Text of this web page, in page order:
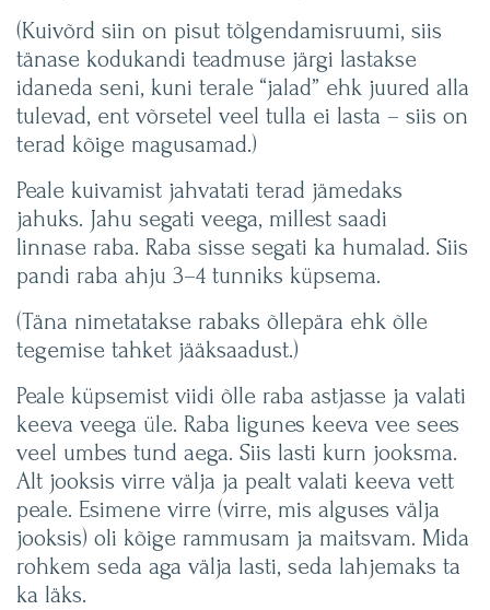
(Kuivõrd siin on pisut tõlgendamisruumi, siis
tänase kodukandi teadmuse järgi lastakse
idaneda seni, kuni terale “jalad” ehk juured alla
tulevad, ent võrsetel veel tulla ei lasta – siis on
terad kõige magusamad.)
Peale kuivamist jahvatati terad jämedaks
jahuks. Jahu segati veega, millest saadi
linnase raba. Raba sisse segati ka humalad. Siis
pandi raba ahju 3–4 tunniks küpsema.
(Täna nimetatakse rabaks õllepära ehk õlle
tegemise tahket jääksaadust.)
Peale küpsemist viidi õlle raba astjasse ja valati
keeva veega üle. Raba ligunes keeva vee sees
veel umbes tund aega. Siis lasti kurn jooksma.
Alt jooksis virre välja ja pealt valati keeva vett
peale. Esimene virre (virre, mis alguses välja
jooksis) oli kõige rammusam ja maitsvam. Mida
rohkem seda aga välja lasti, seda lahjemaks ta
ka läks.